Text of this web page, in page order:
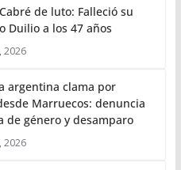
de luto: Falleció su
Duilio a los 47 años
2026
argentina clama por
Marruecos: denuncia
de género y desamparo
2026